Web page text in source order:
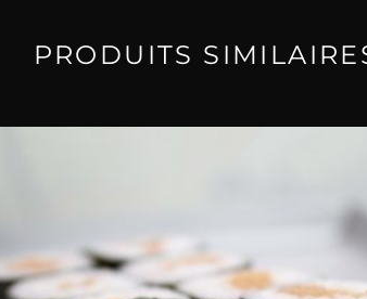
PRODUITS